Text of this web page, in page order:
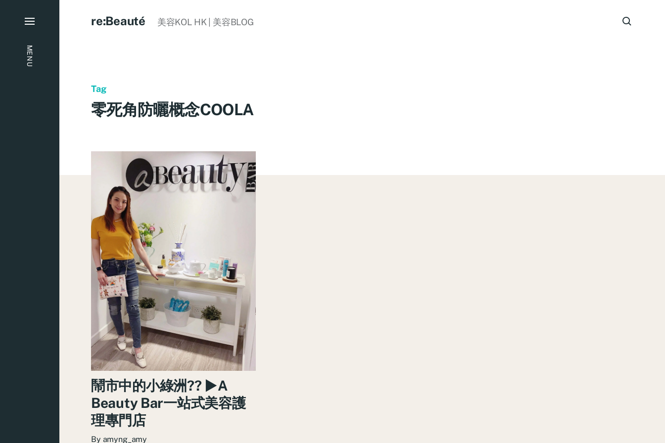
MENU
re:Beauté 美容KOL HK | 美容BLOG
Tag
零死角防曬概念COOLA
鬧市中的小綠洲?? ►A
Beauty Bar一站式美容護
理專門店
By amyng_amy